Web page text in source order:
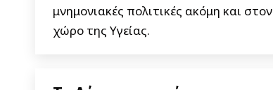
μνημονιακές πολιτικές ακόμη και στον
χώρο της Υγείας.